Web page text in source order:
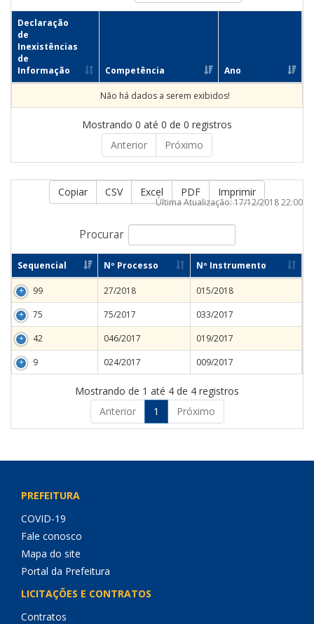
Declaração
de
Inexistências
de
Informação
Competência Ano
Não há dados a serem exibidos!
Mostrando 0 até 0 de 0 registros
Anterior
Próximo
Copiar CSV Excel PDF Imprimir
Procurar
Última Atualização: 17/12/2018 22:00
Sequencial Nº Processo Nº Instrumento
99 27/2018
015/2018
75
75/2017
033/2017
42
046/2017
019/2017
9
024/2017 009/2017
Mostrando de 1 até 4 de 4 registros
Anterior
1 Próximo
PREFEITURA
COVID-19
Fale conosco
Mapa do site
Portal da Prefeitura
LICITAÇÕES E CONTRATOS
Contratos